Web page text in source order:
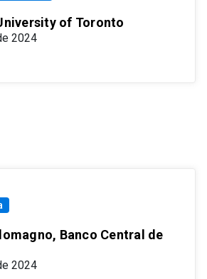
of Toronto
2024
Banco Central de
2024